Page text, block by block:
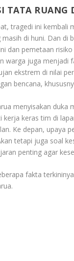
TATA RUANG
tragedi ini kembali
di huni. Dan di
dan pemetaan
warga juga menjadi
ekstrem di nilai
bencana,
menyisakan duka
kerja keras tim di
Ke depan, upaya
tetapi juga soal
penting agar
fakta
.